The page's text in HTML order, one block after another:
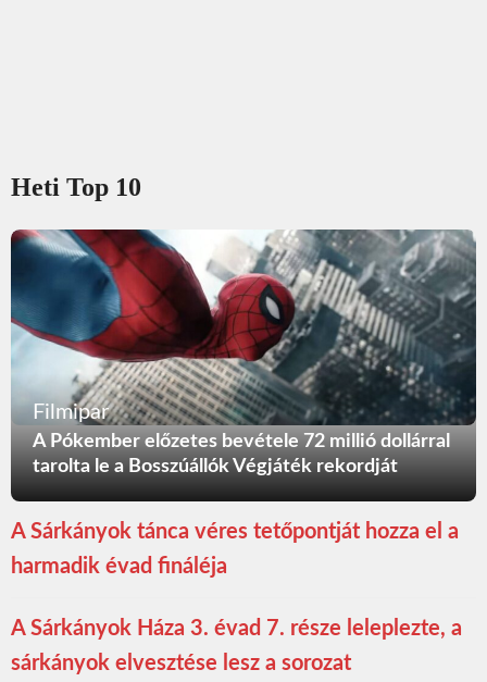
Heti Top 10
Filmipar
A Pókember előzetes bevétele 72 millió dollárral
tarolta le a Bosszúállók Végjáték rekordját
A Sárkányok tánca véres tetőpontját hozza el a
harmadik évad fináléja
A Sárkányok Háza 3. évad 7. része leleplezte, a
sárkányok elvesztése lesz a sorozat